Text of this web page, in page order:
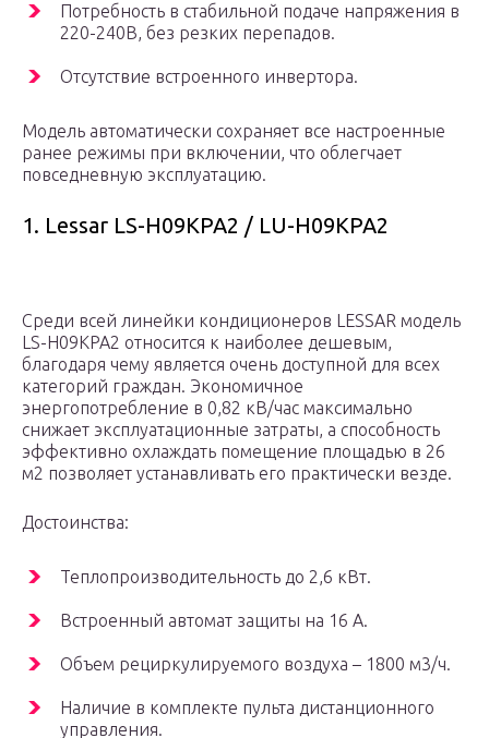
Потребность в стабильной подаче напряжения в
220-240В, без резких перепадов.
Отсутствие встроенного инвертора.
Модель автоматически сохраняет все настроенные
ранее режимы при включении, что облегчает
повседневную эксплуатацию.
1. Lessar LS-H09KPA2 / LU-H09KPA2
Среди всей линейки кондиционеров LESSAR модель
LS-H09KPA2 относится к наиболее дешевым,
благодаря чему является очень доступной для всех
категорий граждан. Экономичное
энергопотребление в 0,82 кВ/час максимально
снижает эксплуатационные затраты, а способность
эффективно охлаждать помещение площадью в 26
м2 позволяет устанавливать его практически везде.
Достоинства:
Теплопроизводительность до 2,6 кВт.
Встроенный автомат защиты на 16 А.
Объем рециркулируемого воздуха – 1800 м3/ч.
Наличие в комплекте пульта дистанционного
управления.